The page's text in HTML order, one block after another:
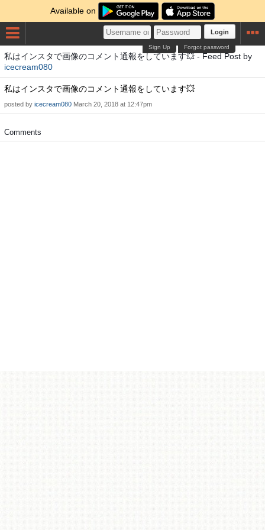
Available on
Login
Forgot password
Sign Up
私はインスタで画像のコメント通報をしています💥 - Feed Post by
icecream080
私はインスタで画像のコメント通報をしています💥
posted by icecream080 March 20, 2018 at 12:47pm
Comments